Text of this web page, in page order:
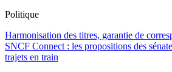
Politique
Harmonisation des titres, garantie de
SNCF Connect : les propositions des
trajets en train